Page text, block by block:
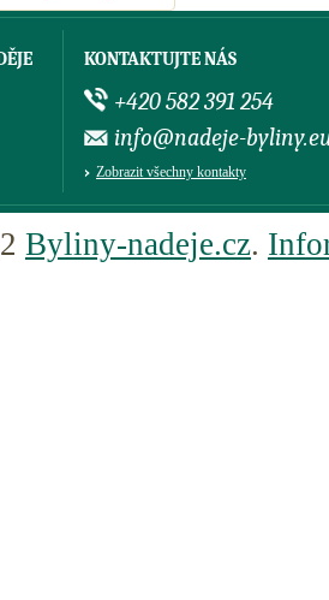
KONTAKTUJTE NÁS
+420 582 391 254
info@nadeje-
Zobrazit všechny kontakty
Byliny-nadeje.cz.